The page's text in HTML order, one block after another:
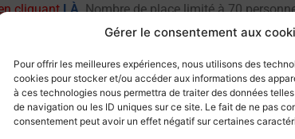
Gérer le consentement aux
Pour offrir les meilleures expériences, nous utilisons des
cookies pour stocker et/ou accéder aux informations des
à ces technologies nous permettra de traiter des données
de navigation ou les ID uniques sur ce site. Le fait de ne pas
consentement peut avoir un effet négatif sur certaines
cliquant LÀ. Nombre de place limité à 70
la conférence